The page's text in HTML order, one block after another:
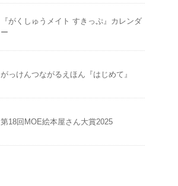
『がくしゅうメイト すきっぷ』カレンダ
ー
がっけんつながるえほん『はじめて』
第18回MOE絵本屋さん大賞2025